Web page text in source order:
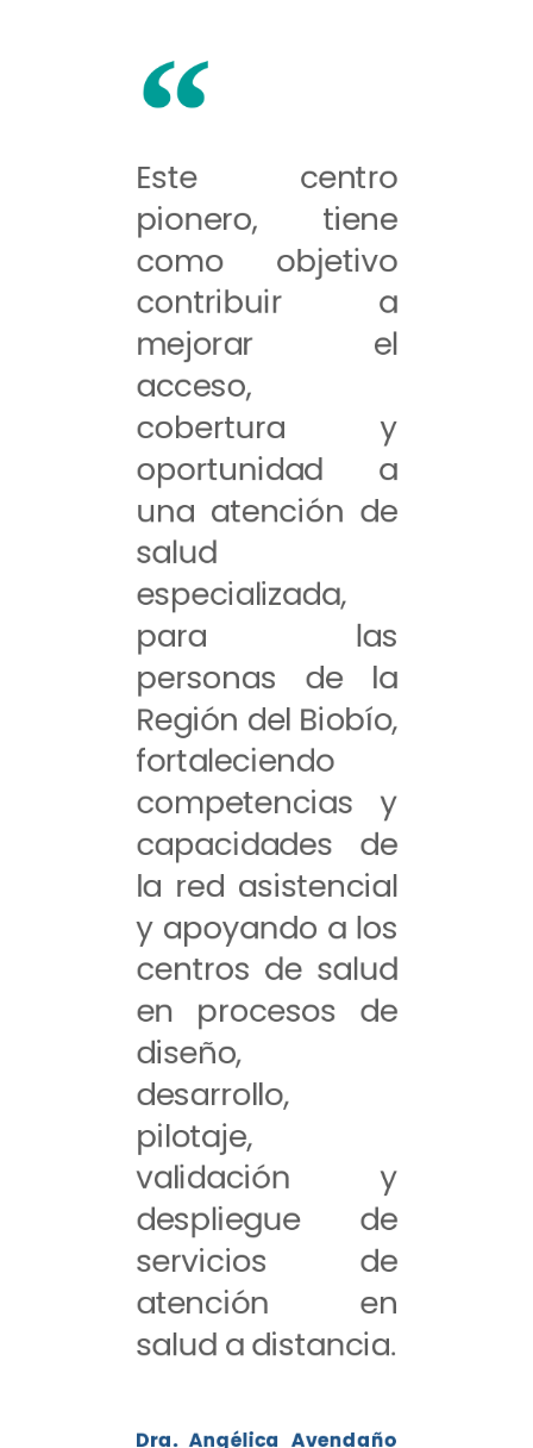
Este centro
pionero, tiene
como objetivo
contribuir a
mejorar el
acceso,
cobertura y
oportunidad a
una atención de
salud
especializada,
para las
personas de la
Región del Biobío,
fortaleciendo
competencias y
capacidades de
la red asistencial
y apoyando a los
centros de salud
en procesos de
diseño,
desarrollo,
pilotaje,
validación y
despliegue de
servicios de
atención en
salud a distancia.
Dra. Angélica Avendaño